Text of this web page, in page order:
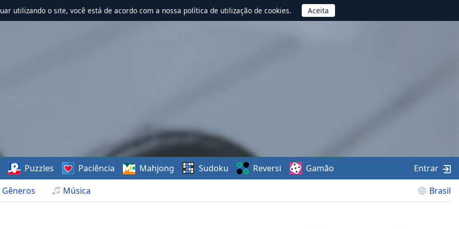
utilizando o site, você está de acordo com a nossa política de utilização de cookies.
Gêneros Música Brasil
Puzzles Paciência Mahjong Sudoku Reversi Gamão Entrar